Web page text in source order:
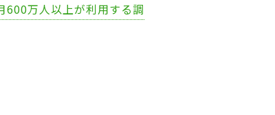
600万人以上が利用する調